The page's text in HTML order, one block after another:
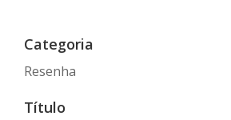
Categoria
Resenha
Título